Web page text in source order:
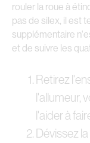
rouler la roue à
pas de silex, il est
supplémentaire
et de suivre les
Retirez
l'allumeur,
l'aider à
Dévissez